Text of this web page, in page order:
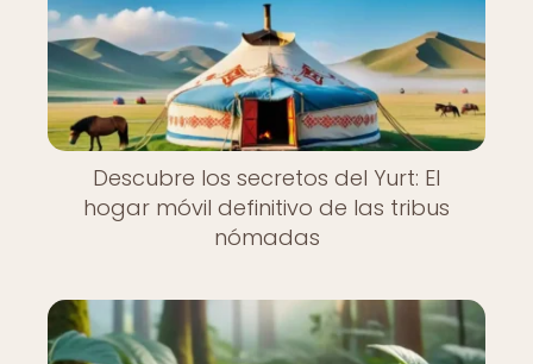
Descubre los secretos del Yurt: El
hogar móvil definitivo de las tribus
nómadas